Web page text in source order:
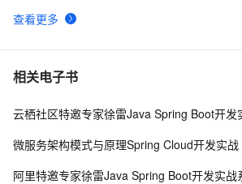
查看更多
相关电子书
微服务架构模式与原理Spring Cloud开发实战